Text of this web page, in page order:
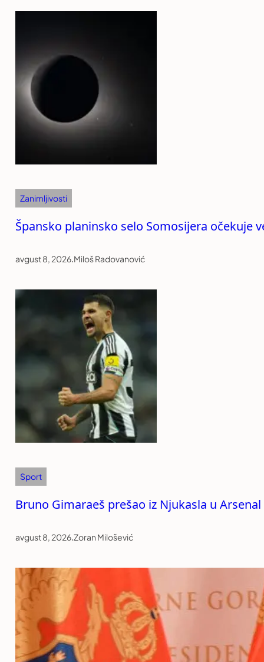
Zanimljivosti
Špansko planinsko selo Somosijera očekuje
avgust 8, 2026.Miloš Radovanović
Sport
Bruno Gimaraeš prešao iz Njukasla u Arsenal
avgust 8, 2026.Zoran Milošević